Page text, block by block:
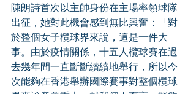
陳朗詩首次以主帥身份在主場率領球隊
出征，她對此機會感到無比興奮：「對
於整個女子欖球界來說，這是一件大
事。由於疫情關係，十五人欖球賽在過
去幾年間一直斷斷續續地舉行，所以今
次能夠在香港舉辦國際賽事對整個欖球